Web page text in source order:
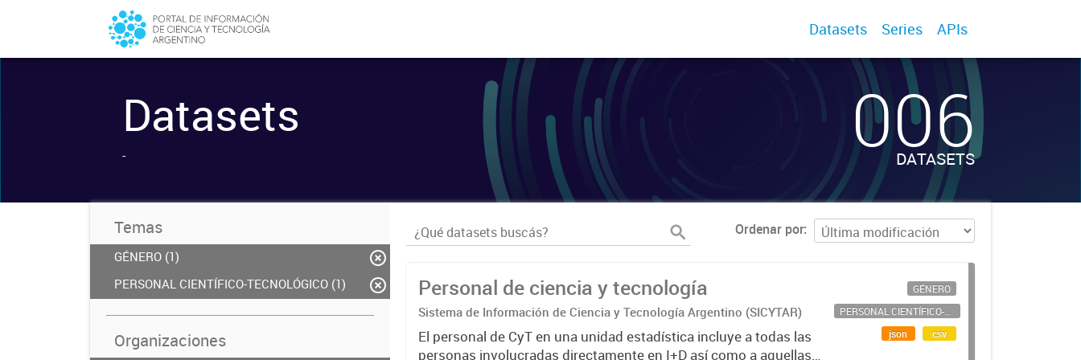
Datasets Series APIs
Datasets
- 006
DATASETS
Temas
GÉNERO (1)
PERSONAL CIENTÍFICO-TECNOLÓGICO (1)
Organizaciones
Ordenar por
Personal de ciencia y tecnología
Sistema de Información de Ciencia y Tecnología Argentino (SICYTAR)
El personal de CyT en una unidad estadística incluye a todas las
personas involucradas directamente en I+D así como a aquellas
GÉNERO
PERSONAL CIENTÍFICO-TECNOLÓGICO
json
csv